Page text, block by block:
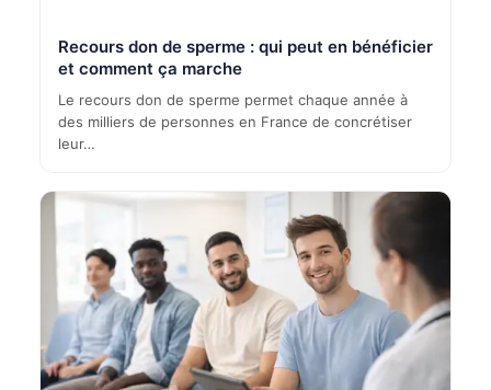
Recours don de sperme : qui peut en bénéficier
et comment ça marche
Le recours don de sperme permet chaque année à
des milliers de personnes en France de concrétiser
leur…